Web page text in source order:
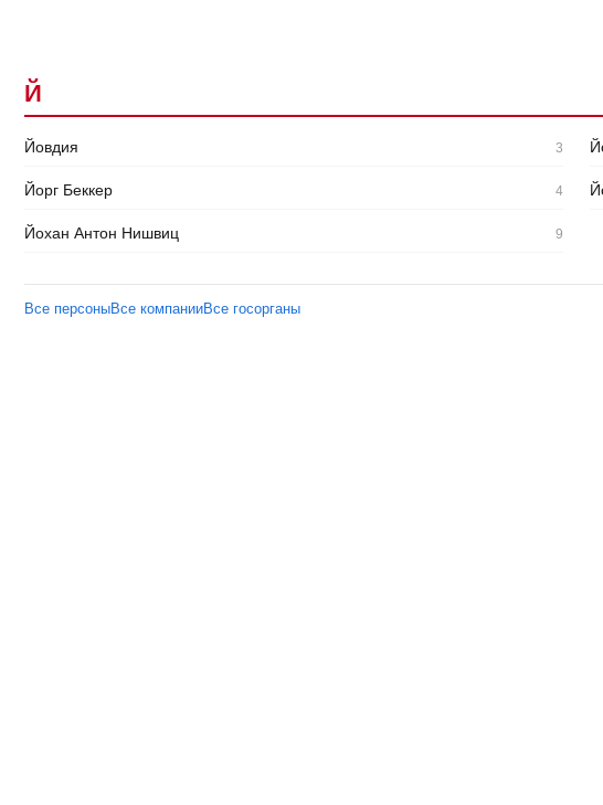
Й
Йовдия 3
Йорг Беккер 4
Йохан Антон Нишвиц 9
Все персоныВсе компанииВсе госорганы